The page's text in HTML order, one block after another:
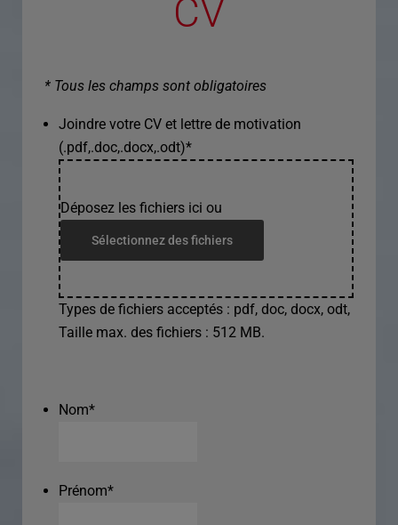
CV
* Tous les champs sont obligatoires
Joindre votre CV et lettre de motivation
(.pdf,.doc,.docx,.odt)*
Déposez les fichiers ici ou
Sélectionnez des fichiers
Types de fichiers acceptés : pdf, doc, docx, odt,
Taille max. des fichiers : 512 MB.
Nom*
Prénom*